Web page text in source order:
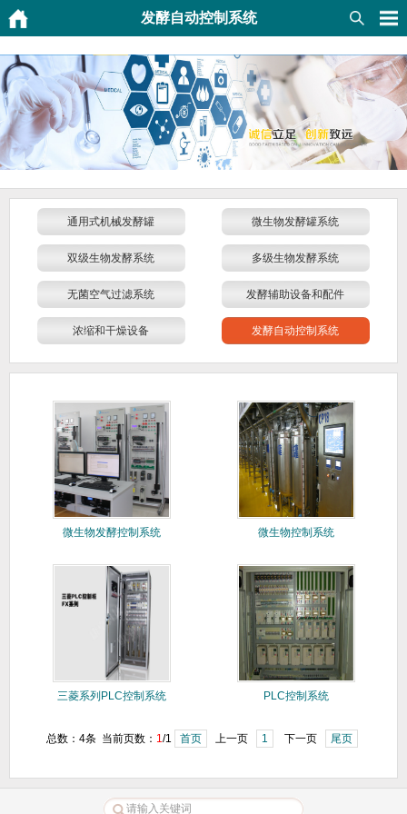
发酵自动控制系统
通用式机械发酵罐 微生物发酵罐系统
双级生物发酵系统 多级生物发酵系统
无菌空气过滤系统 发酵辅助设备和配件
浓缩和干燥设备 发酵自动控制系统
微生物发酵控制系统 微生物控制系统
三菱系列PLC控制系统 PLC控制系统
总数：4条 当前页数： 1/1 首页 上一页 1 下一页 尾页